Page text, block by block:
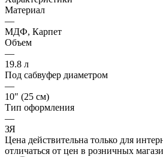
Материал
—
МДФ, Карпет
Объем
—
19.8 л
Под сабвуфер диаметром
—
10″ (25 см)
Тип оформления
—
ЗЯ
Цена действительна только для
отличаться от цен в розничных